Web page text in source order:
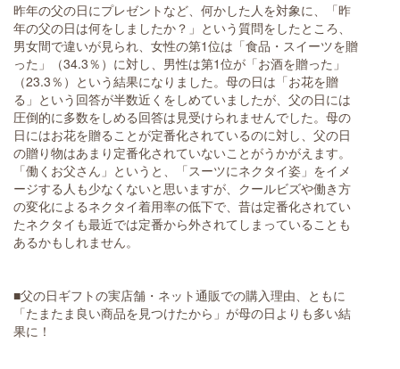
昨年の父の日にプレゼントなど、何かした人を対象に、「昨
年の父の日は何をしましたか？」という質問をしたところ、
男女間で違いが見られ、女性の第1位は「食品・スイーツを贈
った」（34.3％）に対し、男性は第1位が「お酒を贈った」
（23.3％）という結果になりました。母の日は「お花を贈
る」という回答が半数近くをしめていましたが、父の日には
圧倒的に多数をしめる回答は見受けられませんでした。母の
日にはお花を贈ることが定番化されているのに対し、父の日
の贈り物はあまり定番化されていないことがうかがえます。
「働くお父さん」というと、「スーツにネクタイ姿」をイメ
ージする人も少なくないと思いますが、クールビズや働き方
の変化によるネクタイ着用率の低下で、昔は定番化されてい
たネクタイも最近では定番から外されてしまっていることも
あるかもしれません。
■父の日ギフトの実店舗・ネット通販での購入理由、ともに
「たまたま良い商品を見つけたから」が母の日よりも多い結
果に！